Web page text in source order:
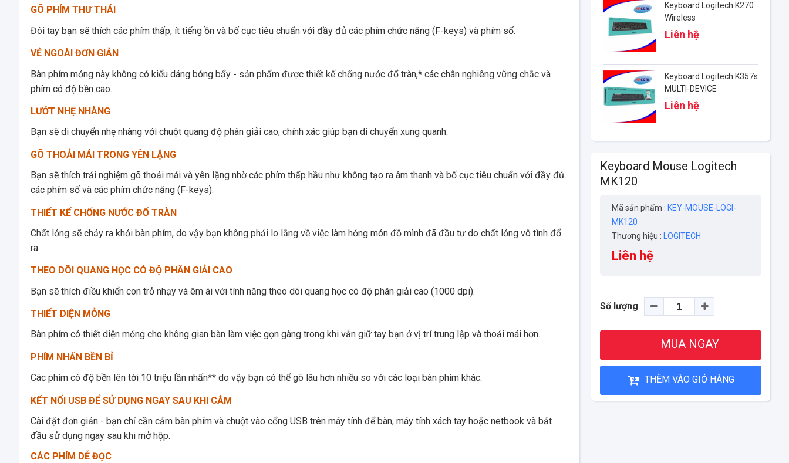
GÕ PHÍM THƯ THÁI
Đôi tay bạn sẽ thích các phím thấp, ít tiếng ồn và bố cục tiêu chuẩn với đầy đủ các phím chức năng (F-keys) và phím số.
VẺ NGOÀI ĐƠN GIẢN
Bàn phím mỏng này không có kiểu dáng bóng bẩy - sản phẩm được thiết kế chống nước đổ tràn,* các chân nghiêng vững chắc và
phím có độ bền cao.
LƯỚT NHẸ NHÀNG
Bạn sẽ di chuyển nhẹ nhàng với chuột quang độ phân giải cao, chính xác giúp bạn di chuyển xung quanh.
GÕ THOẢI MÁI TRONG YÊN LẶNG
Bạn sẽ thích trải nghiệm gõ thoải mái và yên lặng nhờ các phím thấp hầu như không tạo ra âm thanh và bố cục tiêu chuẩn với đầy đủ
các phím số và các phím chức năng (F-keys).
THIẾT KẾ CHỐNG NƯỚC ĐỔ TRÀN
Chất lỏng sẽ chảy ra khỏi bàn phím, do vậy bạn không phải lo lắng về việc làm hỏng món đồ mình đã đầu tư do chất lỏng vô tình đổ
ra.
THEO DÕI QUANG HỌC CÓ ĐỘ PHÂN GIẢI CAO
Bạn sẽ thích điều khiển con trỏ nhạy và êm ái với tính năng theo dõi quang học có độ phân giải cao (1000 dpi).
THIẾT DIỆN MỎNG
Bàn phím có thiết diện mỏng cho không gian bàn làm việc gọn gàng trong khi vẫn giữ tay bạn ở vị trí trung lập và thoải mái hơn.
PHÍM NHẤN BỀN BỈ
Các phím có độ bền lên tới 10 triệu lần nhấn** do vậy bạn có thể gõ lâu hơn nhiều so với các loại bàn phím khác.
KẾT NỐI USB ĐỂ SỬ DỤNG NGAY SAU KHI CẮM
Cài đặt đơn giản - bạn chỉ cần cắm bàn phím và chuột vào cổng USB trên máy tính để bàn, máy tính xách tay hoặc netbook và bắt
đầu sử dụng ngay sau khi mở hộp.
CÁC PHÍM DỄ ĐỌC
Keyboard Logitech K270
Wireless
Liên hệ
Keyboard Logitech K357s
MULTI-DEVICE
Liên hệ
Keyboard Mouse Logitech
MK120
Mã sản phẩm : KEY-MOUSE-LOGI-
MK120
Thương hiệu :
LOGITECH
Liên hệ
Số lượng
MUA NGAY
THÊM VÀO GIỎ HÀNG